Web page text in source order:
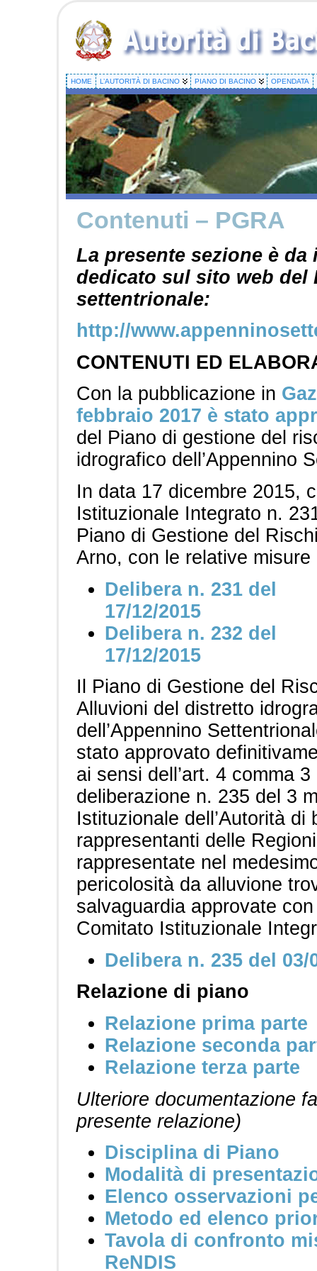
HOME L’AUTORITÀ DI BACINO PIANO DI BACINO OPENDATA
Contenuti – PGRA
La presente sezione è
dedicato sul sito web del
settentrionale:
http://
CONTENUTI ED
Con la pubblicazione in
febbraio 2017 è stato
del Piano di gestione del
idrografico dell’Appennino
In data 17 dicembre 2015,
Istituzionale Integrato n.
Piano di Gestione del
Arno, con le relative
Delibera n. 231 del
17/12/2015
Delibera n. 232 del
17/12/2015
Il Piano di Gestione del
Alluvioni del distretto
dell’Appennino
stato approvato
ai sensi dell’art. 4 comma
deliberazione n. 235 del 3
Istituzionale dell’Autorità
rappresentanti delle
rappresentate nel
pericolosità da alluvione
salvaguardia approvate
Comitato Istituzionale
Delibera n. 235 del 03/
Relazione di piano
Relazione prima parte
Relazione seconda
Relazione terza parte
Ulteriore documentazione
presente relazione)
Disciplina di Piano
Modalità di
Elenco osservazioni
Metodo ed elenco
Tavola di confronto
ReNDIS